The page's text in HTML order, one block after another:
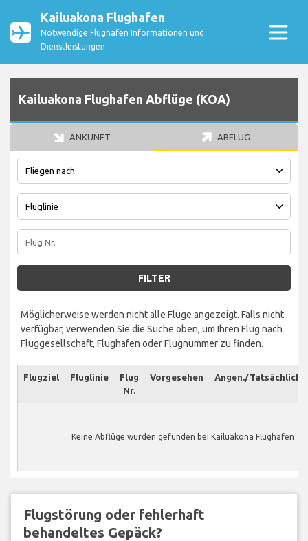
Kailuakona Flughafen
Notwendige Flughafen Informationen und
Dienstleistungen
Kailuakona Flughafen Abflüge (KOA)
ANKUNFT ABFLUG
FILTER
Möglicherweise werden nicht alle Flüge angezeigt. Falls nicht
verfügbar, verwenden Sie die Suche oben, um Ihren Flug nach
Fluggesellschaft, Flughafen oder Flugnummer zu finden.
Flugziel Fluglinie
Flug
Nr.
Vorgesehen Angen./Tatsächlich
Keine Abflüge wurden gefunden bei Kailuakona Flughafen
Flugstörung oder fehlerhaft
behandeltes Gepäck?